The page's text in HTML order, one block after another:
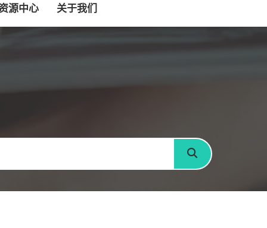
源中心 关于我们
搜寻